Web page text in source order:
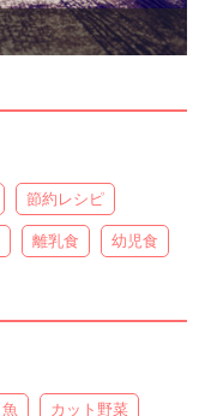
節約レシピ
離乳食 幼児食
魚 カット野菜